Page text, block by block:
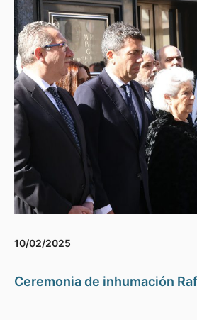
10/02/2025
Ceremonia de inhumación